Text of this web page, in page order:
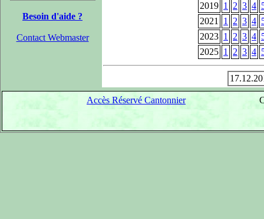
Besoin d'aide ?
Contact Webmaster
2019 1 2 3 4
2021
1 2 3 4
2023 1 2 3 4
2025 1 2 3 4
Accès Réservé Cantonnier